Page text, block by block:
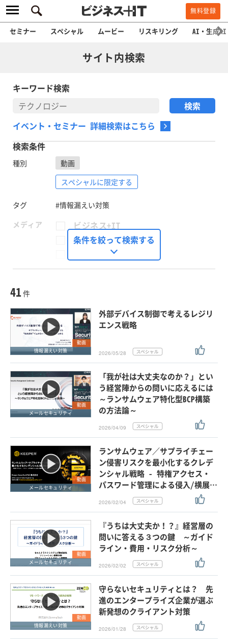
無料登録
セミナー スペシャル ムービー リスキリング AI・生成AI
サイト内検索
キーワード検索
イベント・セミナー 詳細検索はこちら
検索条件
種別
動画
スペシャルに限定する
タグ
#情報漏えい対策
メディア
ビジネス+IT
FinTech Journal
Seizo Trend
外部ニュース
スペシャルに限定する
タグ ×
× 情報漏えい対策
この条件で検索する
条件を絞って検索する
41件
動画
情報漏えい対策
外部デバイス制御で考えるレジリ
エンス戦略
2026/05/28
動画
メールセキュリティ
「我が社は大丈夫なのか？」とい
う経営陣からの問いに応えるには
～ランサムウェア特化型BCP構築
の方法論～
2026/04/09
動画
メールセキュリティ
ランサムウェア／サプライチェー
ン侵害リスクを最小化するクレデ
ンシャル戦略 - 特権アクセス・
パスワード管理による侵入/横展…
2026/02/04
動画
メールセキュリティ
『うちは大丈夫か！？』経営層の
問いに答える３つの鍵 ～ガイド
ライン・費用・リスク分析～
2026/02/02
動画
情報漏えい対策
守らないセキュリティとは？ 先
進のエンタープライズ企業が選ぶ
新発想のクライアント対策
2026/01/28